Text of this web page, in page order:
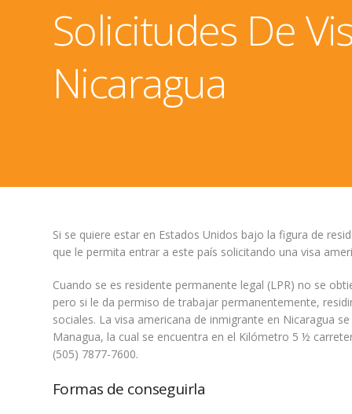
Solicitudes De
Nicaragua
Si se quiere estar en Estados Unidos bajo la figura de
que le permita entrar a este país solicitando una visa
Cuando se es residente permanente legal (LPR) no se
pero si le da permiso de trabajar permanentemente,
sociales. La visa americana de inmigrante en Nicaragua
Managua, la cual se encuentra en el Kilómetro 5 ½
(505) 7877-7600.
Formas de conseguirla